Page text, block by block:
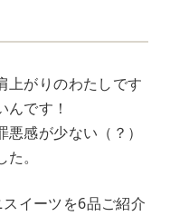
上がりのわたしです
です！
感が少ない（？）
。
イーツを6品ご紹介